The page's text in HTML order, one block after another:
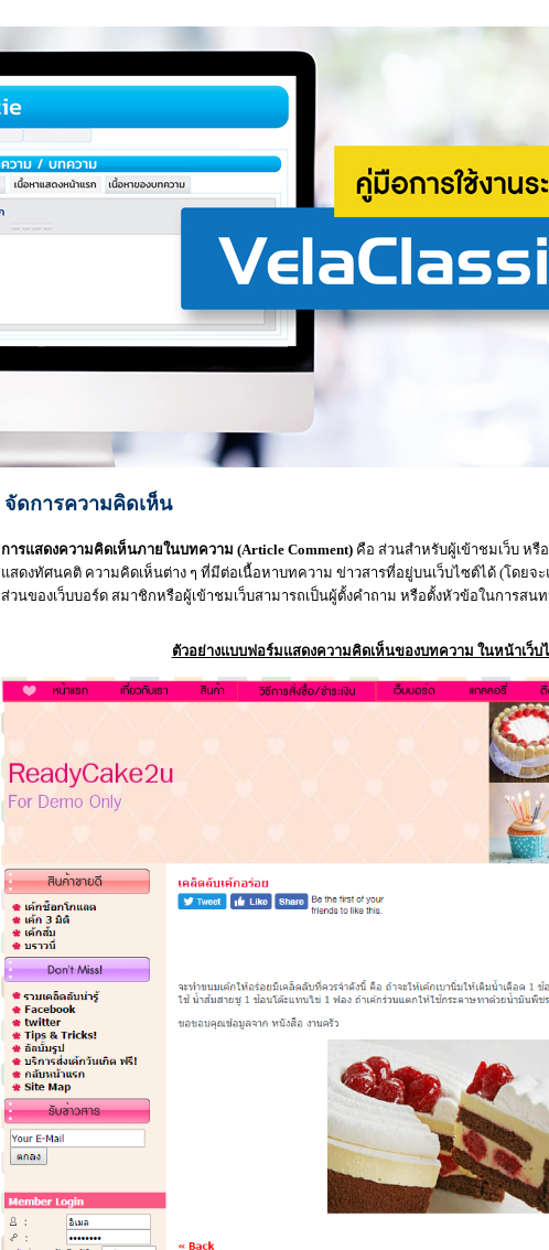
จัดการความคิดเห็น
การแสดงความคิดเห็นภายในบทความ (Article Comment) คือ ส่วนสำหรับผู้เข้าชมเว็บ หรื
แสดงทัศนคติ ความคิดเห็นต่าง ๆ ที่มีต่อเนื้อหาบทความ ข่าวสารที่อยู่บนเว็บไซต์ได้ (โดยจะ
ส่วนของเว็บบอร์ด สมาชิกหรือผู้เข้าชมเว็บสามารถเป็นผู้ตั้งคำถาม หรือตั้งหัวข้อในการสน
ตัวอย่างแบบฟอร์มแสดงความคิดเห็นของบทความ ในหน้าเว็บ